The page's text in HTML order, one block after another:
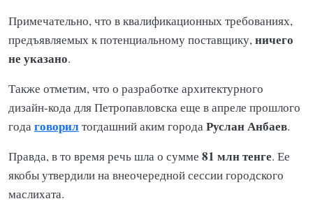
Примечательно, что в квалификационных требованиях,
предъявляемых к потенциальному поставщику,ничего
не указано.
Также отметим, что о разработке архитектурного
дизайн-кода для Петропавловска еще в апреле прошлого
годаговорил тогдашний аким городаРуслан Анбаев.
Правда, в то время речь шла о сумме 81 млн тенге. Ее
якобы утвердили на внеочередной сессии городского
маслихата.